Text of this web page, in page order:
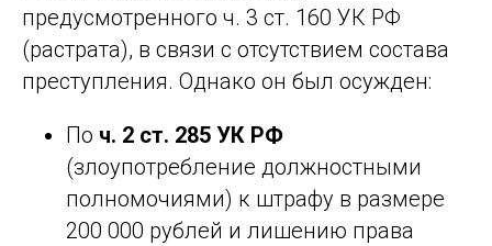
предусмотренного ч. 3 ст. 160 УК РФ
(растрата), в связи с отсутствием состава
преступления. Однако он был осужден:
По ч. 2 ст. 285 УК РФ
(злоупотребление должностными
полномочиями) к штрафу в размере
200 000 рублей и лишению права